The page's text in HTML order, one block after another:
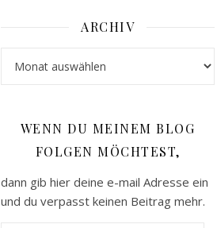
ARCHIV
WENN DU MEINEM BLOG
FOLGEN MÖCHTEST,
dann gib hier deine e-mail Adresse ein
und du verpasst keinen Beitrag mehr.